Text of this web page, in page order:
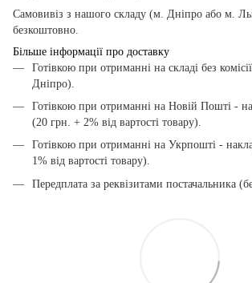
Самовивіз з нашого складу (м. Дніпро або м.
безкоштовно.
Більше інформації про доставку
Готівкою при отриманні на складі без
Дніпро).
Готівкою при отриманні на Новій Пошті -
(20 грн. + 2% від вартості товару).
Готівкою при отриманні на Укрпошті -
1% від вартості товару).
Передплата за реквізитами постачальника